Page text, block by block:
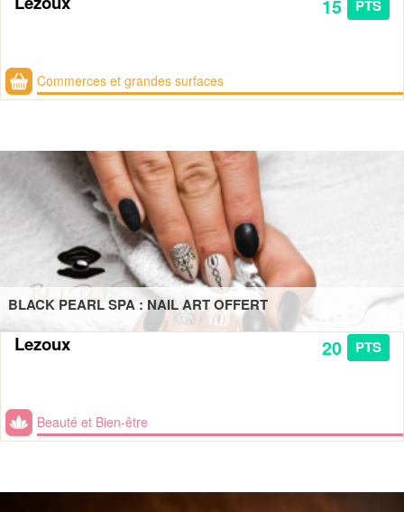
15 PTS
Commerces et grandes surfaces
BLACK PEARL SPA : NAIL ART OFFERT
Lezoux 20 PTS
Beauté et Bien-être